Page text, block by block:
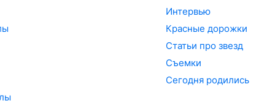
Интервью
Красные дорожки
Статьи про звезд
Съемки
Сегодня родились